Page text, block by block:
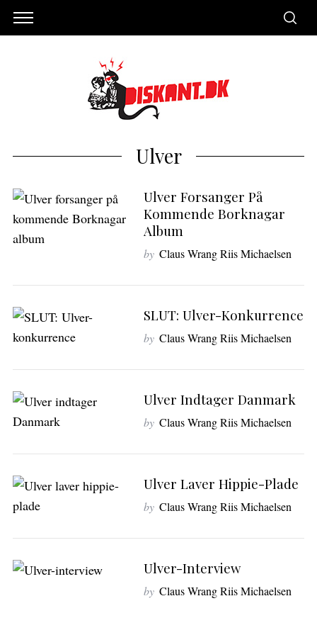
Ulver
Ulver Forsanger På
Kommende Borknagar
Album
by Claus Wrang Riis Michaelsen
SLUT: Ulver-Konkurrence
by Claus Wrang Riis Michaelsen
Ulver Indtager Danmark
by Claus Wrang Riis Michaelsen
Ulver Laver Hippie-Plade
by Claus Wrang Riis Michaelsen
Ulver-Interview
by Claus Wrang Riis Michaelsen
S
a
o
: